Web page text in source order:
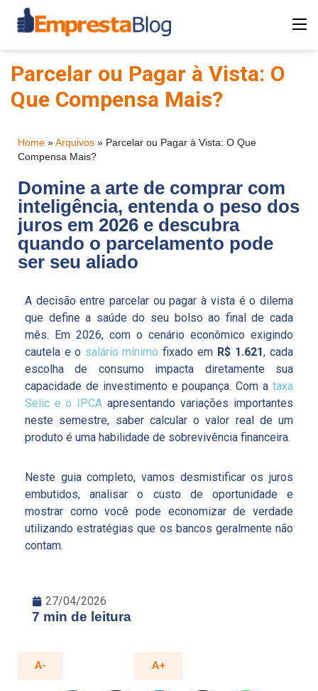
Parcelar ou Pagar à Vista: O
Que Compensa Mais?
Home » Arquivos » Parcelar ou Pagar à Vista: O Que
Compensa Mais?
Domine a arte de comprar com
inteligência, entenda o peso dos
juros em 2026 e descubra
quando o parcelamento pode
ser seu aliado
A decisão entre parcelar ou pagar à vista é o dilema
que define a saúde do seu bolso ao final de cada
mês. Em 2026, com o cenário econômico exigindo
cautela e o salário mínimo fixado em R$ 1.621, cada
escolha de consumo impacta diretamente sua
capacidade de investimento e poupança. Com a taxa
Selic e o IPCA apresentando variações importantes
neste semestre, saber calcular o valor real de um
produto é uma habilidade de sobrevivência financeira.
Neste guia completo, vamos desmistificar os juros
embutidos, analisar o custo de oportunidade e
mostrar como você pode economizar de verdade
utilizando estratégias que os bancos geralmente não
contam.
27/04/2026
7 min de leitura
A- A+